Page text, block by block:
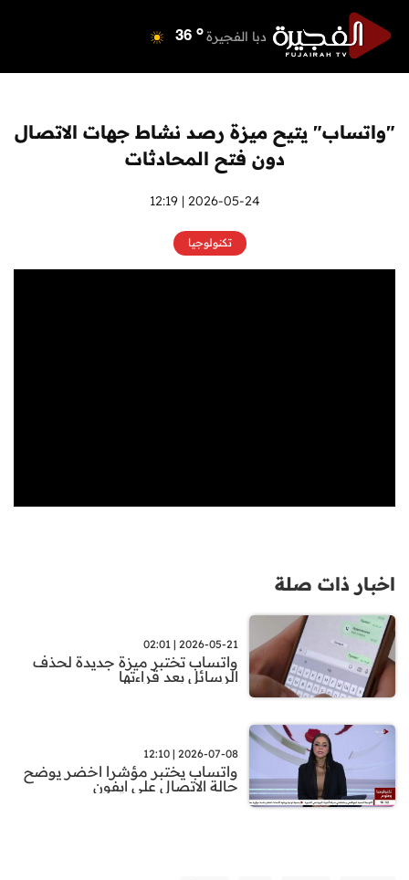
دبا الفجيرة 36 o
أم القيوين o
راس الخيمة o
الفجيرة 36 o
"واتساب" يتيح ميزة رصد نشاط جهات الاتصال
دون فتح المحادثات
2026-05-24 | 12:19
تكنولوجيا
اخبار ذات صلة
2026-05-21 | 02:01
واتساب تختبر ميزة جديدة لحذف
الرسائل بعد قراءتها
2026-07-08 | 12:10
واتساب يختبر مؤشرا اخضر يوضح
حالة الاتصال على ايفون